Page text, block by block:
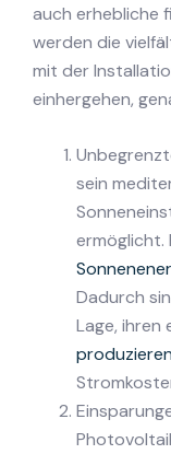
auch erhebliche
werden die
mit der
einhergehen,
sein
ermöglicht.
Dadurch
Lage, ihren